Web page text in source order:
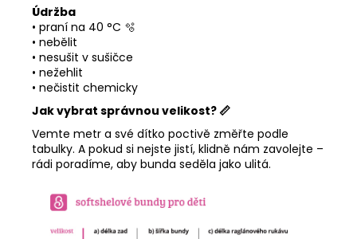
Údržba
• praní na 40 °C 🫧
• nebělit
• nesušit v sušičce
• nežehlit
• nečistit chemicky
Jak vybrat správnou velikost?📏
Vemte metr a své dítko poctivě změřte podle
tabulky. A pokud si nejste jistí, klidně nám zavolejte –
rádi poradíme, aby bunda seděla jako ulitá.